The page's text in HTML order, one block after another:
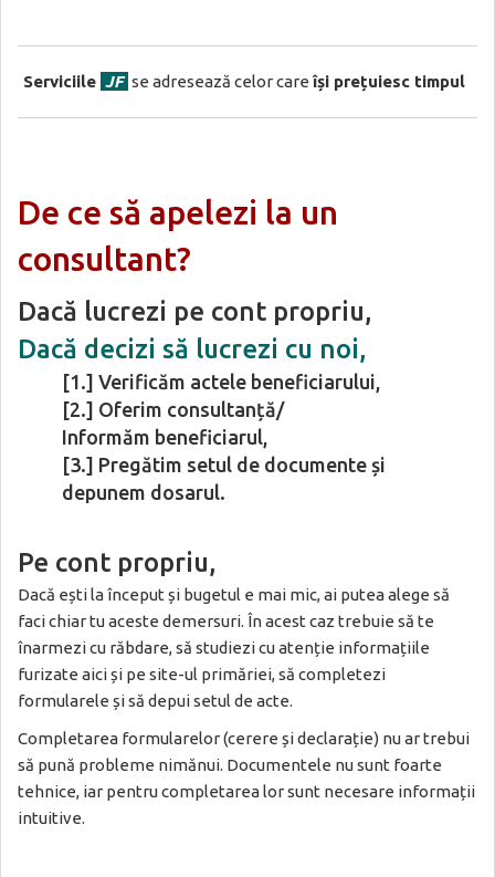
Serviciile JF se adresează celor care își prețuiesc timpul
De ce să apelezi la un
consultant?
Dacă lucrezi pe cont propriu,
Dacă decizi să lucrezi cu noi,
[1.] Verificăm actele beneficiarului,
[2.] Oferim consultanță/
Informăm beneficiarul,
[3.] Pregătim setul de documente și
depunem dosarul.
Pe cont propriu,
Dacă ești la început și bugetul e mai mic, ai putea alege să
faci chiar tu aceste demersuri. În acest caz trebuie să te
înarmezi cu răbdare, să studiezi cu atenție informațiile
furizate aici și pe site-ul primăriei, să completezi
formularele și să depui setul de acte.
Completarea formularelor (cerere și declarație) nu ar trebui
să pună probleme nimănui. Documentele nu sunt foarte
tehnice, iar pentru completarea lor sunt necesare informații
intuitive.